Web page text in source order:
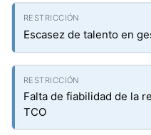
Escasez de talento en
Falta de fiabilidad de la
TCO